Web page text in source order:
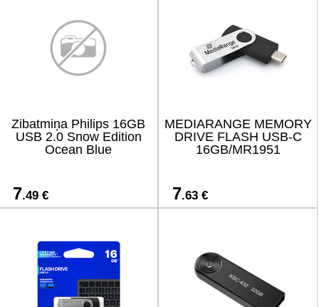
Zibatmiņa Philips 16GB
USB 2.0 Snow Edition
Ocean Blue
7.49 €
MEDIARANGE MEMORY
DRIVE FLASH USB-C
16GB/MR1951
7.63 €